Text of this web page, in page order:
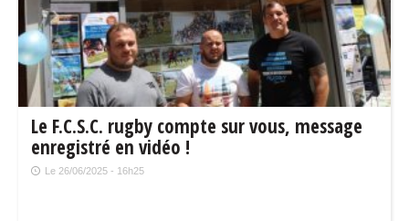
Le F.C.S.C. rugby compte sur vous, message
enregistré en vidéo !
Le 26/06/2025 - 16h25